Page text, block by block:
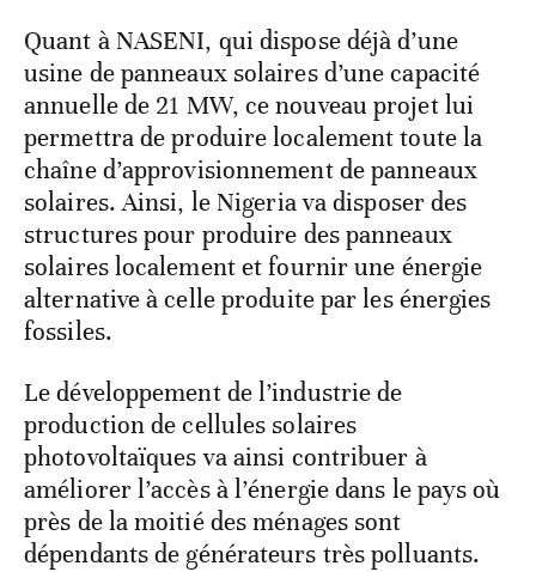
Quant à NASENI, qui dispose déjà d’une
usine de panneaux solaires d’une capacité
annuelle de 21 MW, ce nouveau projet lui
permettra de produire localement toute la
chaîne d’approvisionnement de panneaux
solaires. Ainsi, le Nigeria va disposer des
structures pour produire des panneaux
solaires localement et fournir une énergie
alternative à celle produite par les énergies
fossiles.
Le développement de l’industrie de
production de cellules solaires
photovoltaïques va ainsi contribuer à
améliorer l’accès à l’énergie dans le pays où
près de la moitié des ménages sont
dépendants de générateurs très polluants.